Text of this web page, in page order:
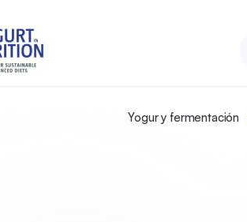
Yogur y fermentación